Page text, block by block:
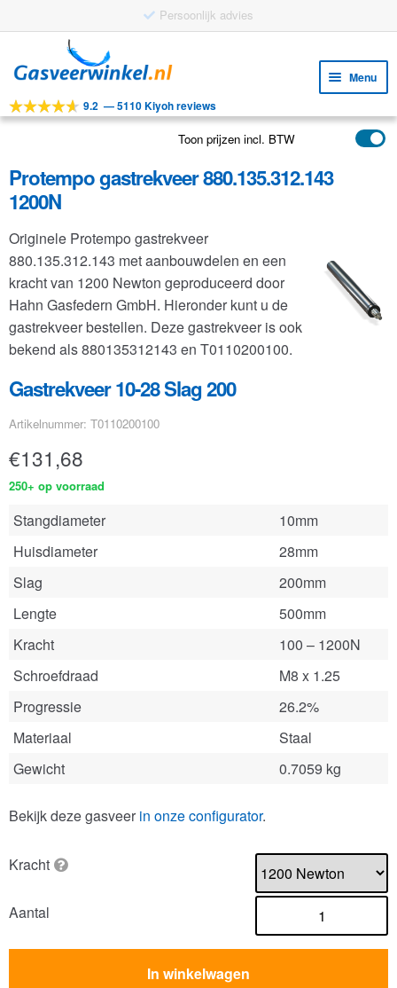
door
navigatie
naar
inhoud
Menu
Tools
Toepassingen
FAQ
9.2 —5110 Kiyoh reviews
Toon prijzen incl. BTW
Protempo gastrekveer 880.135.312.143
1200N
Originele Protempo gastrekveer
880.135.312.143 met aanbouwdelen en een
kracht van 1200 Newton geproduceerd door
Hahn Gasfedern GmbH. Hieronder kunt u de
gastrekveer bestellen. Deze gastrekveer is ook
bekend als 880135312143 en T0110200100.
Gastrekveer 10-28 Slag 200
Artikelnummer: T0110200100
€131,68
250+ op voorraad
Stangdiameter
10mm
Huisdiameter
28mm
Slag
200mm
Lengte
500mm
Kracht
100 – 1200N
Schroefdraad
M8 x 1.25
Progressie
26.2%
Materiaal
Staal
Gewicht
0.7059 kg
Bekijk deze gasveer in onze configurator.
Kracht
Aantal
In winkelwagen